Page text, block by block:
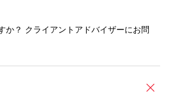
か？ クライアントアドバイザーにお問